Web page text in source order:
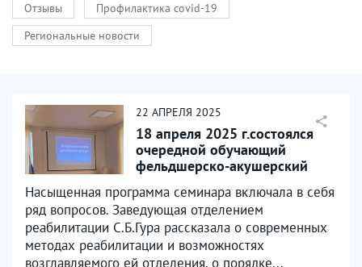
Отзывы
Профилактика covid-19
Региональные новости
22 АПРЕЛЯ 2025
18 апреля 2025 г.состоялся
очередной обучающий
фельдшерско-акушерский
Насыщенная программа семинара включала в себя
ряд вопросов. Заведующая отделением
реабилитации С.Б.Гура рассказала о современных
методах реабилитации и возможностях
возглавляемого ей отделения, о порядке...